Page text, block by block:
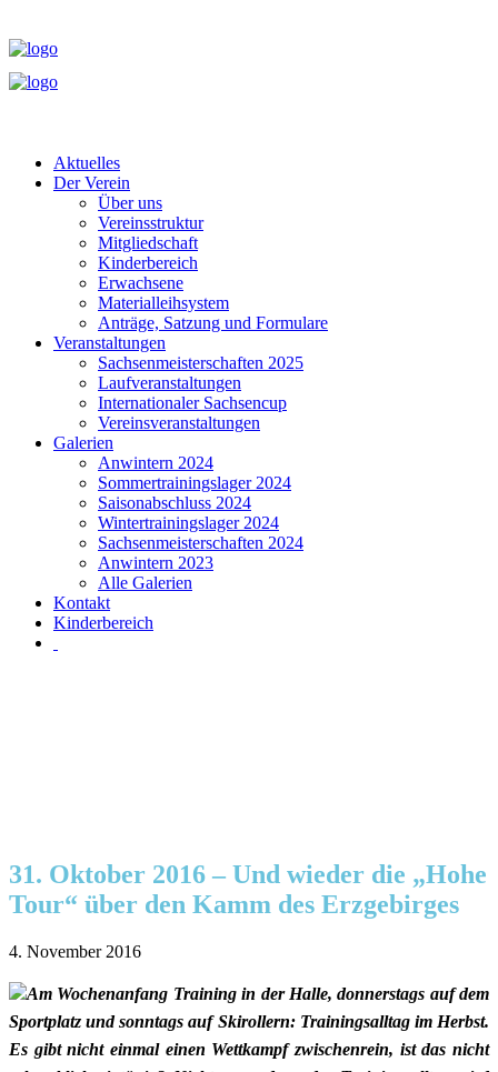
Aktuelles
Der Verein
Über uns
Vereinsstruktur
Mitgliedschaft
Kinderbereich
Erwachsene
Materialleihsystem
Anträge, Satzung und Formulare
Veranstaltungen
Sachsenmeisterschaften 2025
Laufveranstaltungen
Internationaler Sachsencup
Vereinsveranstaltungen
Galerien
Anwintern 2024
Sommertrainingslager 2024
Saisonabschluss 2024
Wintertrainingslager 2024
Sachsenmeisterschaften 2024
Anwintern 2023
Alle Galerien
Kontakt
Kinderbereich
31. Oktober 2016 – Und wieder die „Hohe
Tour“ über den Kamm des Erzgebirges
4. November 2016
Am Wochenanfang Training in der Halle, donnerstags auf dem
Sportplatz und sonntags auf Skirollern: Trainingsalltag im Herbst.
Es gibt nicht einmal einen Wettkampf zwischenrein, ist das nicht